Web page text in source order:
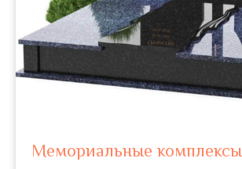
Мемориальные комплексы